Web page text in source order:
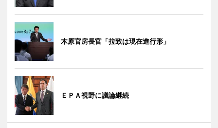
木原官房長官「拉致は現在進行形」
ＥＰＡ視野に議論継続